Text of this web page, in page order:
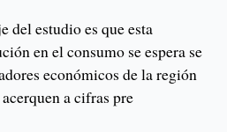
del estudio es que esta
en el consumo se espera se
económicos de la región
a cifras pre